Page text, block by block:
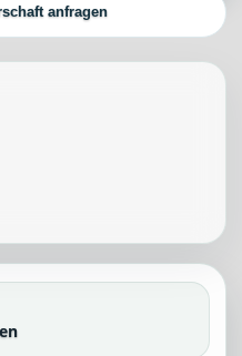
anfragen